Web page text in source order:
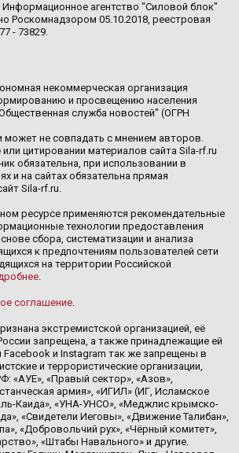
Информационное агентство "Силовой блок"
Роскомнадзором 05.10.2018, реестровая
- 73829.
некоммерческая организация
и просвещению населения
служба новостей" (ОГРН
может не совпадать с мнением авторов.
цитировании материалов сайта Sila-rf.ru
обязательна, при использовании в
и на сайтах обязательна прямая
Sila-rf.ru.
ресурсе применяются рекомендательные
технологии предоставления
сбора, систематизации и анализа
к предпочтениям пользователей сети
на территории Российской
.
соглашение.
экстремистской организацией, её
запрещена, а также принадлежащие ей
Facebook и Instagram так же запрещены в
и террористические организации,
«АУЕ», «Правый сектор», «Азов»,
армия», «ИГИЛ» (ИГ, Исламское
Каида», «УНА-УНСО», «Меджлис крымско-
«Свидетели Иеговы», «Движение Талибан»,
«Добровольчий рух», «Чёрный комитет»,
«Штабы Навального» и другие.